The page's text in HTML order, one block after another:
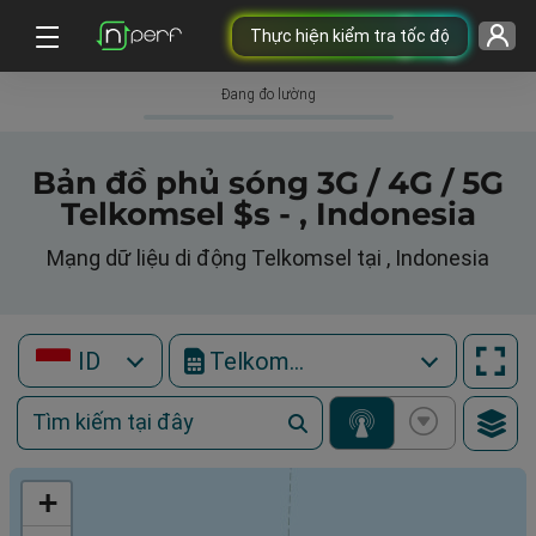
Thực hiện kiểm tra tốc độ
Đang đo lường
Bản đồ phủ sóng 3G / 4G / 5G
Telkomsel $s - , Indonesia
Mạng dữ liệu di động Telkomsel tại , Indonesia
ID Telkomsel
+